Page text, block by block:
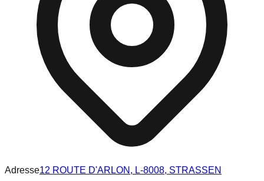
Adresse12 ROUTE D'ARLON, L-8008, STRASSEN